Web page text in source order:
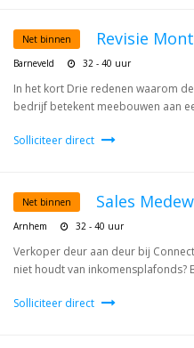
Net binnen Revisie
Barneveld 32 - 40 uur
In het kort Drie redenen waarom
bedrijf betekent meebouwen aan
Solliciteer direct
Net binnen Sales
Arnhem 32 - 40 uur
Verkoper deur aan deur bij
niet houdt van inkomensplafonds?
Solliciteer direct